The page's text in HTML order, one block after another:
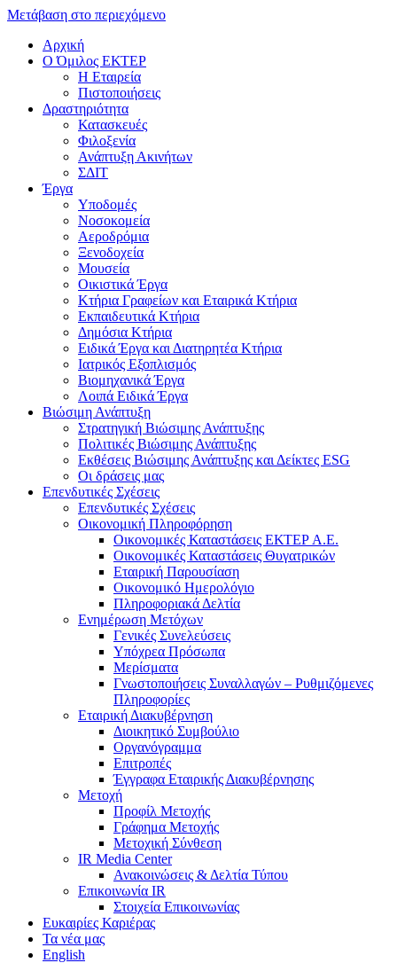
Μετάβαση στο περιεχόμενο
Αρχική
Ο Όμιλος ΕΚΤΕΡ
H Εταιρεία
Πιστοποιήσεις
Δραστηριότητα
Κατασκευές
Φιλοξενία
Ανάπτυξη Ακινήτων
ΣΔΙΤ
Έργα
Υποδομές
Νοσοκομεία
Αεροδρόμια
Ξενοδοχεία
Μουσεία
Οικιστικά Έργα
Κτήρια Γραφείων και Εταιρικά Κτήρια
Εκπαιδευτικά Κτήρια
Δημόσια Κτήρια
Ειδικά Έργα και Διατηρητέα Κτήρια
Ιατρικός Εξοπλισμός
Βιομηχανικά Έργα
Λοιπά Ειδικά Έργα
Βιώσιμη Ανάπτυξη
Στρατηγική Βιώσιμης Ανάπτυξης
Πολιτικές Βιώσιμης Ανάπτυξης
Εκθέσεις Βιώσιμης Ανάπτυξης και Δείκτες ESG
Οι δράσεις μας
Επενδυτικές Σχέσεις
Επενδυτικές Σχέσεις
Οικονομική Πληροφόρηση
Οικονομικές Καταστάσεις ΕΚΤΕΡ Α.Ε.
Οικονομικές Καταστάσεις Θυγατρικών
Εταιρική Παρουσίαση
Οικονομικό Ημερολόγιο
Πληροφοριακά Δελτία
Ενημέρωση Μετόχων
Γενικές Συνελεύσεις
Υπόχρεα Πρόσωπα
Μερίσματα
Γνωστοποιήσεις Συναλλαγών – Ρυθμιζόμενες
Πληροφορίες
Εταιρική Διακυβέρνηση
Διοικητικό Συμβούλιο
Οργανόγραμμα
Επιτροπές
Έγγραφα Εταιρικής Διακυβέρνησης
Μετοχή
Προφίλ Μετοχής
Γράφημα Μετοχής
Μετοχική Σύνθεση
IR Media Center
Ανακοινώσεις & Δελτία Τύπου
Επικοινωνία IR
Στοιχεία Επικοινωνίας
Ευκαιρίες Καριέρας
Τα νέα μας
English